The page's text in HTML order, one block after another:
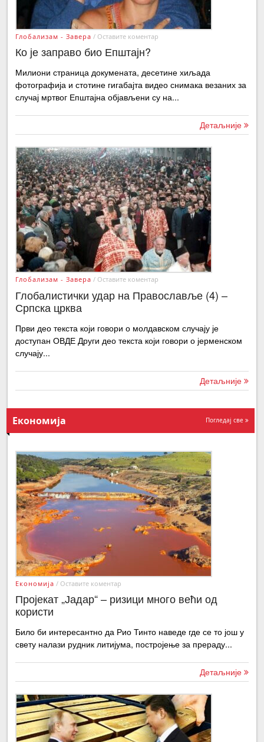
Глобализам - Завера / Оставите коментар
Ко је заправо био Епштајн?
Милиони страница докумената, десетине хиљада
фотографија и стотине гигабајта видео снимака везаних за
случај мртвог Епштајна објављени су на...
Детаљније
Глобализам - Завера / Оставите коментар
Глобалистички удар на Православље (4) –
Српска црква
Први део текста који говори о молдавском случају је
доступан ОВДЕ Други део текста који говори о јерменском
случају...
Детаљније
Економија Погледај све
Економија / Оставите коментар
Пројекат „Јадар“ – ризици много већи од
користи
Било би интересантно да Рио Тинто наведе где се то још у
свету налази рудник литијума, постројење за прераду...
Детаљније